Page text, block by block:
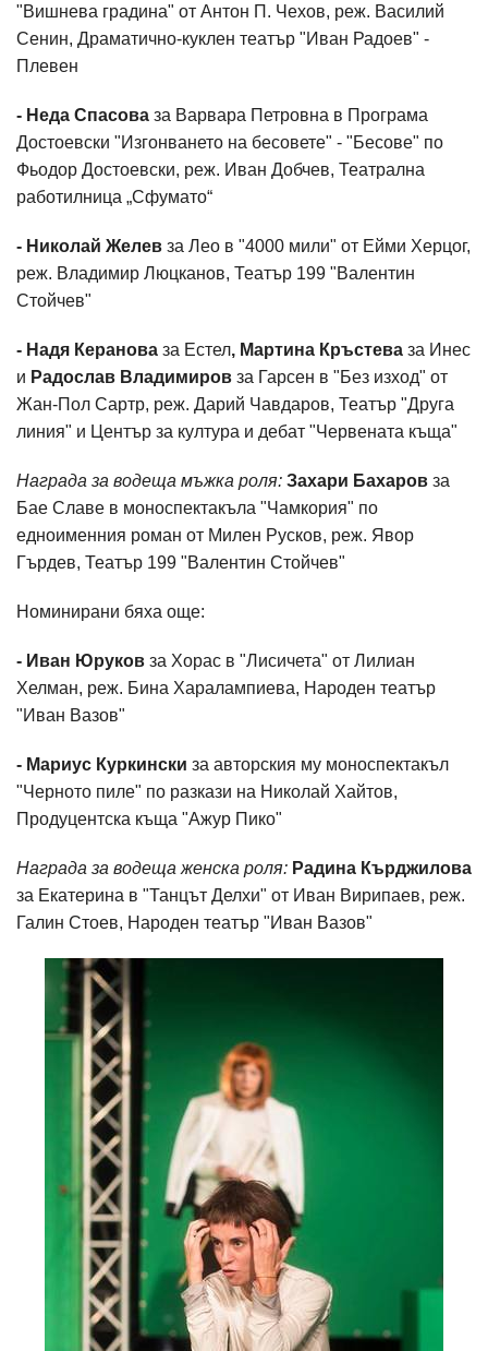
"Вишнева градина" от Антон П. Чехов, реж. Василий
Сенин, Драматично-куклен театър "Иван Радоев" -
Плевен
- Неда Спасова за Варвара Петровна в Програма
Достоевски "Изгонването на бесовете" - "Бесове" по
Фьодор Достоевски, реж. Иван Добчев, Театрална
работилница „Сфумато“
- Николай Желев за Лео в "4000 мили" от Ейми Херцог,
реж. Владимир Люцканов, Театър 199 "Валентин
Стойчев"
- Надя Керанова за Естел, Мартина Кръстева за Инес
и Радослав Владимиров за Гарсен в "Без изход" от
Жан-Пол Сартр, реж. Дарий Чавдаров, Театър "Друга
линия" и Център за култура и дебат "Червената къща"
Награда за водеща мъжка роля: Захари Бахаров за
Бае Славе в моноспектакъла "Чамкория" по
едноименния роман от Милен Русков, реж. Явор
Гърдев, Театър 199 "Валентин Стойчев"
Номинирани бяха още:
- Иван Юруков за Хорас в "Лисичета" от Лилиан
Хелман, реж. Бина Харалампиева, Народен театър
"Иван Вазов"
- Мариус Куркински за авторския му моноспектакъл
"Черното пиле" по разкази на Николай Хайтов,
Продуцентска къща "Ажур Пико"
Награда за водеща женска роля: Радина Кърджилова
за Екатерина в "Танцът Делхи" от Иван Вирипаев, реж.
Галин Стоев, Народен театър "Иван Вазов"